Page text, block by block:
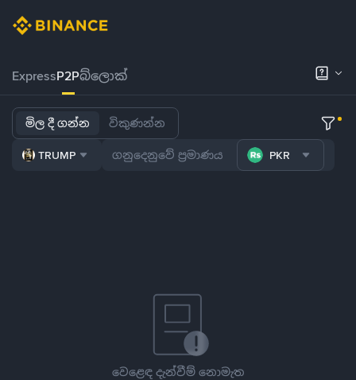
ExpressP2Pබ්ලොක්
මිල දී ගන්න විකුණන්න
TRUMP PKR
වෙළෙඳ දැන්වීම් නොමැත